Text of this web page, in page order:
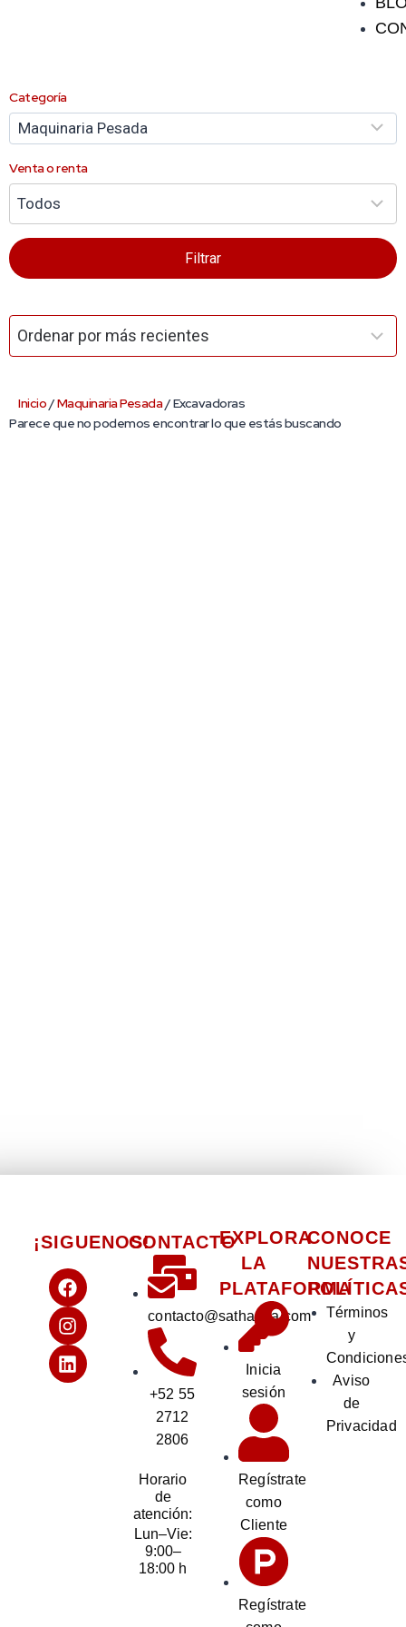
Categoría
Venta o renta
Filtrar
Inicio/Maquinaria Pesada/ Excavadoras
Parece que no podemos encontrar lo que estás buscando
¡SIGUENOS!CONTACTO
contacto@sathanda.com
+52 55
2712
2806
Horario
de
atención:
Lun–Vie:
9:00–
18:00 h
EXPLORA
LA
PLATAFORMA
Inicia
sesión
Regístrate
como
Cliente
Regístrate
CONOCE
Términos
y
Aviso
de
Privacidad